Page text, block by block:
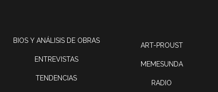
BIOS Y ANÁLISIS DE OBRAS
ENTREVISTAS
TENDENCIAS
ART-PROUST
MEMESUNDA
RADIO